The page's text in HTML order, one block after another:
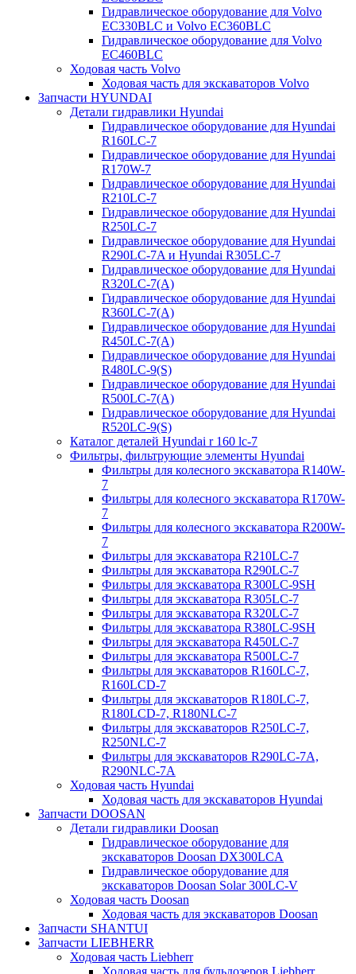
Гидравлическое оборудование для Volvo
EC330BLC и Volvo EC360BLC
Гидравлическое оборудование для Volvo
EC460BLC
Ходовая часть Volvo
Ходовая часть для экскаваторов Volvo
Запчасти HYUNDAI
Детали гидравлики Hyundai
Гидравлическое оборудование для Hyundai
R160LC-7
Гидравлическое оборудование для Hyundai
R170W-7
Гидравлическое оборудование для Hyundai
R210LC-7
Гидравлическое оборудование для Hyundai
R250LC-7
Гидравлическое оборудование для Hyundai
R290LC-7A и Hyundai R305LC-7
Гидравлическое оборудование для Hyundai
R320LC-7(A)
Гидравлическое оборудование для Hyundai
R360LC-7(A)
Гидравлическое оборудование для Hyundai
R450LC-7(A)
Гидравлическое оборудование для Hyundai
R480LC-9(S)
Гидравлическое оборудование для Hyundai
R500LC-7(A)
Гидравлическое оборудование для Hyundai
R520LC-9(S)
Каталог деталей Hyundai r 160 lc-7
Фильтры, фильтрующие элементы Hyundai
Фильтры для колесного экскаватора R140W-
7
Фильтры для колесного экскаватора R170W-
7
Фильтры для колесного экскаватора R200W-
7
Фильтры для экскаватора R210LC-7
Фильтры для экскаватора R290LC-7
Фильтры для экскаватора R300LC-9SH
Фильтры для экскаватора R305LC-7
Фильтры для экскаватора R320LC-7
Фильтры для экскаватора R380LC-9SH
Фильтры для экскаватора R450LC-7
Фильтры для экскаватора R500LC-7
Фильтры для экскаваторов R160LC-7,
R160LCD-7
Фильтры для экскаваторов R180LC-7,
R180LCD-7, R180NLC-7
Фильтры для экскаваторов R250LC-7,
R250NLC-7
Фильтры для экскаваторов R290LC-7A,
R290NLC-7A
Ходовая часть Hyundai
Ходовая часть для экскаваторов Hyundai
Запчасти DOOSAN
Детали гидравлики Doosan
Гидравлическое оборудование для
экскаваторов Doosan DX300LCA
Гидравлическое оборудование для
экскаваторов Doosan Solar 300LC-V
Ходовая часть Doosan
Ходовая часть для экскаваторов Doosan
Запчасти SHANTUI
Запчасти LIEBHERR
Ходовая часть Liebherr
Ходовая часть для бульдозеров Liebherr